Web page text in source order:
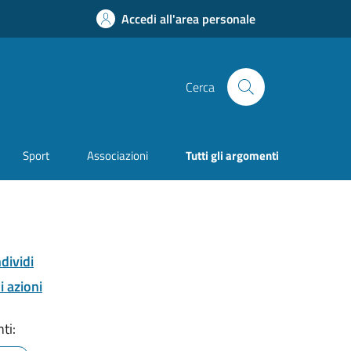
Accedi all'area personale
Cerca
Sport Associazioni Tutti gli argomenti
azioni